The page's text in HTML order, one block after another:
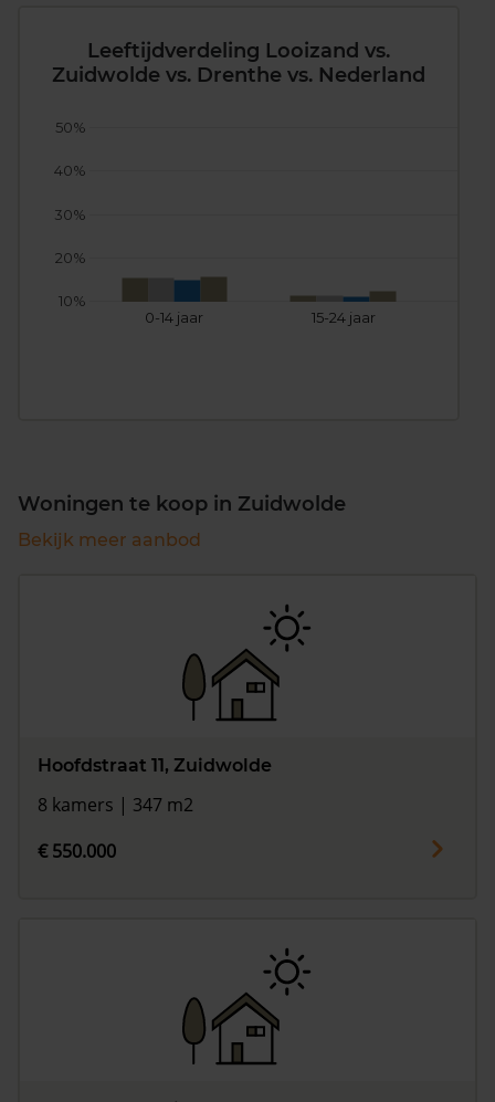
Leeftijdverdeling Looizand vs.
Zuidwolde vs. Drenthe vs. Nederland
0-14 jaar 15-24 jaar
10%
20%
30%
40%
50%
Woningen te koop in Zuidwolde
Bekijk meer aanbod
Hoofdstraat 11, Zuidwolde
8 kamers | 347 m2
€ 550.000